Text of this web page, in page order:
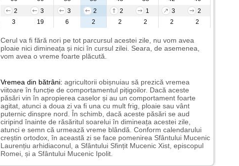
2
3 3 2 2 1 3
2
3
19 6 2 2 2 2 2
Cerul va fi fără nori pe tot parcursul acestei zile, nu vom avea
ploaie nici dimineața și nici în cursul zilei. Seara, de asemenea,
vom avea o vreme foarte plăcută.
Vremea din bătrâni: agricultorii obișnuiau să prezică vremea
viitoare în funcție de comportamentul pițigoilor. Dacă aceste
păsări vin în apropierea caselor și au un comportament foarte
agitat, atunci a doua zi va fi una cu mult frig, ploaie sau vânt
puternic dinspre nord. În schimb, dacă aceste păsări se aud
ciripind înainte de răsăritul soarelui în dimineața acestei zile,
atunci e semn că urmează vreme blândă. Conform calendarului
creștin ortodox, în această zi se face pomenirea Sfântului Mucenic
Laurențiu arhidiaconul, a Sfântului Sfințit Mucenic Xist, episcopul
Romei, și a Sfântului Mucenic Ipolit.